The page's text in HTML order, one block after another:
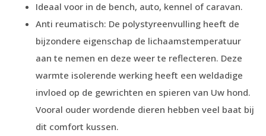
Ideaal voor in de bench, auto, kennel of caravan.
Anti reumatisch: De polystyreenvulling heeft de
bijzondere eigenschap de lichaamstemperatuur
aan te nemen en deze weer te reflecteren. Deze
warmte isolerende werking heeft een weldadige
invloed op de gewrichten en spieren van Uw hond.
Vooral ouder wordende dieren hebben veel baat bij
dit comfort kussen.